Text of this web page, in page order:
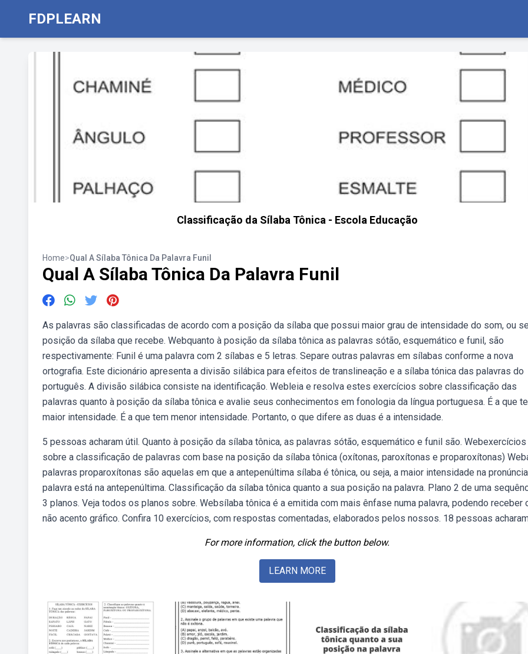
FDPLEARN
Classificação da Sílaba Tônica - Escola Educação
Home>Qual A Sílaba Tônica Da Palavra Funil
Qual A Sílaba Tônica Da Palavra Funil
As palavras são classificadas de acordo com a posição da sílaba que possui maior grau de intensidade do som, ou
posição da sílaba que recebe. Webquanto à posição da sílaba tônica as palavras sótão, esquemático e funil, são
respectivamente: Funil é uma palavra com 2 sílabas e 5 letras. Separe outras palavras em sílabas conforme a nova
ortografia. Este dicionário apresenta a divisão silábica para efeitos de translineação e a sílaba tónica das palavras do
português. A divisão silábica consiste na identificação. Webleia e resolva estes exercícios sobre classificação das
palavras quanto à posição da sílaba tônica e avalie seus conhecimentos em fonologia da língua portuguesa. É a que
maior intensidade. É a que tem menor intensidade. Portanto, o que difere as duas é a intensidade.
5 pessoas acharam útil. Quanto à posição da sílaba tônica, as palavras sótão, esquemático e funil são. Webexercícios
sobre a classificação de palavras com base na posição da sílaba tônica (oxítonas, paroxítonas e proparoxítonas)
palavras proparoxítonas são aquelas em que a antepenúltima sílaba é tônica, ou seja, a maior intensidade na
palavra está na antepenúltima. Classificação da sílaba tônica quanto a sua posição na palavra. Plano 2 de uma
3 planos. Veja todos os planos sobre. Websílaba tônica é a emitida com mais ênfase numa palavra, podendo receber
não acento gráfico. Confira 10 exercícios, com respostas comentadas, elaborados pelos nossos. 18 pessoas
For more information, click the button below.
LEARN MORE